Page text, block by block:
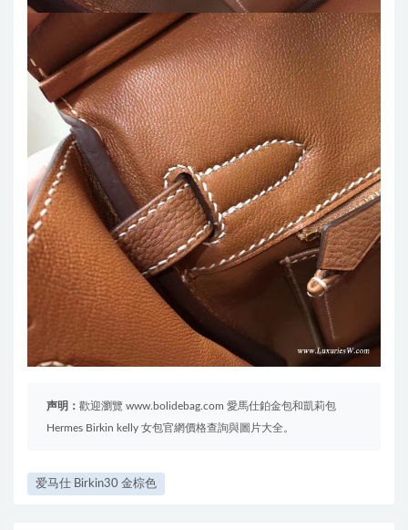
声明： 歡迎瀏覽 www.bolidebag.com 愛馬仕鉑金包和凱莉包
Hermes Birkin kelly 女包官網價格查詢與圖片大全。
爱马仕 Birkin30 金棕色